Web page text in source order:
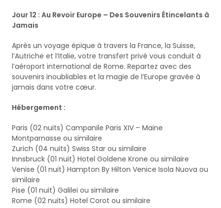
Jour 12 : Au Revoir Europe – Des Souvenirs Étincelants à
Jamais
Après un voyage épique à travers la France, la Suisse,
l’Autriche et l’Italie, votre transfert privé vous conduit à
l’aéroport international de Rome. Repartez avec des
souvenirs inoubliables et la magie de l’Europe gravée à
jamais dans votre cœur.
Hébergement :
Paris (02 nuits) Campanile Paris XIV – Maine
Montparnasse ou similaire
Zurich (04 nuits) Swiss Star ou similaire
Innsbruck (01 nuit) Hotel Goldene Krone ou similaire
Venise (01 nuit) Hampton By Hilton Venice Isola Nuova ou
similaire
Pise (01 nuit) Galilei ou similaire
Rome (02 nuits) Hotel Corot ou similaire